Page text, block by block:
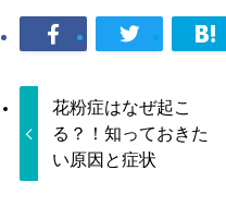
花粉症はなぜ起こ
る？！知っておきた
い原因と症状